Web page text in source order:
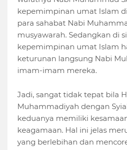
kepemimpinan umat Islam
para sahabat Nabi
musyawarah. Sedangkan di
kepemimpinan umat Islam
keturunan langsung Nabi
imam-imam mereka.
Jadi, sangat tidak tepat bila
Muhammadiyah dengan
keduanya memiliki
keagamaan. Hal ini jelas
yang berlebihan dan